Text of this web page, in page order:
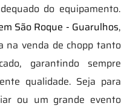
do equipamento.
São Roque - Guarulhos,
na venda de chopp tanto
garantindo sempre
qualidade. Seja para
ou um grande evento